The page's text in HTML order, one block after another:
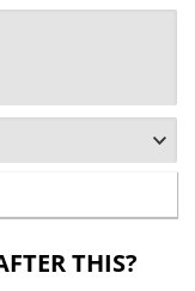
THIS?